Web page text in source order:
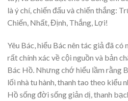
là ý chí, chiến đấu và chiến thắng:
Chiến, Nhất, Định, Thắng, Lợi!
Yêu Bác, hiểu Bác nên tác giả đã có
rất chính xác về cội nguồn và bản
Bác Hồ. Nhưng chớ hiểu lầm rằng
lối nhà tu hành, thanh tao theo kiểu
Hồ sống đời sống giản dị, thanh